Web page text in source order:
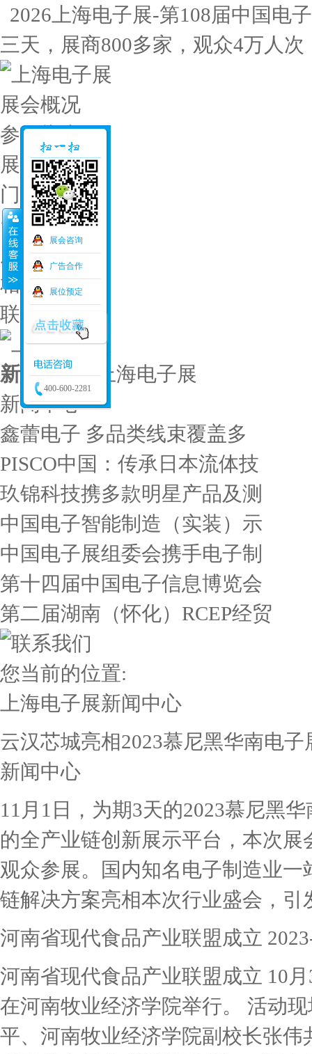
2026上海电子展-第108届中国电
三天，展商800多家，观众4万人次
展会概况
参展指南
展位预定
门票申请
资料下载
展会交通
相关展会
联系我们
新闻中心/上海电子展
新闻中心
鑫蕾电子 多品类线束覆盖多
PISCO中国：传承日本流体技
玖锦科技携多款明星产品及测
中国电子智能制造（实装）示
中国电子展组委会携手电子制
第十四届中国电子信息博览会
第二届湖南（怀化）RCEP经贸
您当前的位置:
上海电子展新闻中心
云汉芯城亮相2023慕尼黑华南电
新闻中心
11月1日，为期3天的2023慕尼黑
的全产业链创新展示平台，本次
观众参展。国内知名电子制造业
链解决方案亮相本次行业盛会，引
河南省现代食品产业联盟成立
河南省现代食品产业联盟成立 10
在河南牧业经济学院举行。 活动
平、河南牧业经济学院副校长张
展会咨询
广告合作
展位预定
400-600-2281